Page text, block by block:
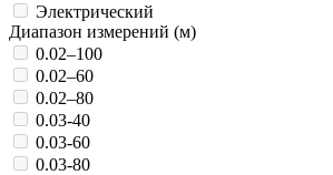
Электрический
Диапазон измерений (м)
0.02–100
0.02–60
0.02–80
0.03-40
0.03-60
0.03-80